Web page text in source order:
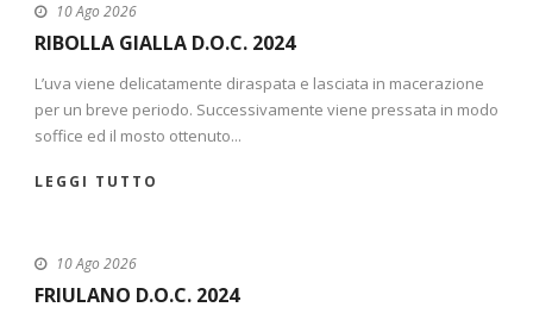
10 Ago 2026
RIBOLLA GIALLA D.O.C. 2024
L’uva viene delicatamente diraspata e lasciata in macerazione
per un breve periodo. Successivamente viene pressata in modo
soffice ed il mosto ottenuto...
LEGGI TUTTO
10 Ago 2026
FRIULANO D.O.C. 2024